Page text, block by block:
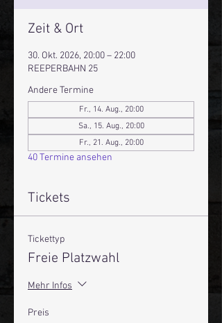
Zeit & Ort
30. Okt. 2026, 20:00 – 22:00
REEPERBAHN 25
Andere Termine
Fr., 14. Aug., 20:00
Sa., 15. Aug., 20:00
Fr., 21. Aug., 20:00
40 Termine ansehen
Tickets
Tickettyp
Freie Platzwahl
Mehr Infos
Preis